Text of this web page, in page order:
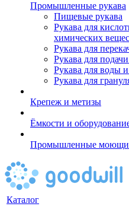
Промышленные рукава
Пищевые рукава
Рукава для
химических
Рукава для
Рукава для
Рукава для воды и
Рукава для
Крепеж и метизы
Ёмкости и
Промышленные моющие
Каталог